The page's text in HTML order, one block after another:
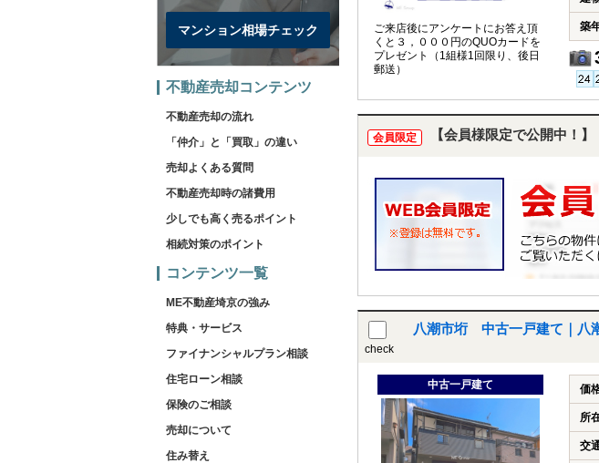
ご来店後にアンケートにお答え頂
くと３，０００円のQUOカードを
プレゼント（1組様1回限り、後日
郵送）
築
会員限定 【会員様限定で公開中！】
check
八潮市垳 中古一戸建て｜八
中古一戸建て 価
所
交
マンション相場チェック
不動産売却コンテンツ
不動産売却の流れ
「仲介」と「買取」の違い
売却よくある質問
不動産売却時の諸費用
少しでも高く売るポイント
相続対策のポイント
コンテンツ一覧
ME不動産埼京の強み
特典・サービス
ファイナンシャルプラン相談
住宅ローン相談
保険のご相談
売却について
住み替え